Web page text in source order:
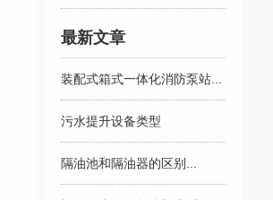
最新文章
装配式箱式一体化消防泵站...
污水提升设备类型
隔油池和隔油器的区别...